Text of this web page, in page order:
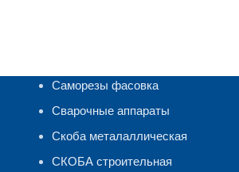
Саморезы фасовка
Сварочные аппараты
Скоба металаллическая
СКОБА строительная